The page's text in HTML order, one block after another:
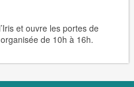
et ouvre les portes de
de 10h à 16h.